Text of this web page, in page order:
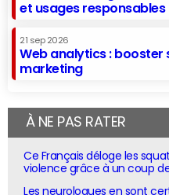
et usages responsables
21 sep 2026
Web analytics : booster
marketing
À NE PAS RATER
Ce Français déloge les
violence grâce à un coup
Les neurologues en sont